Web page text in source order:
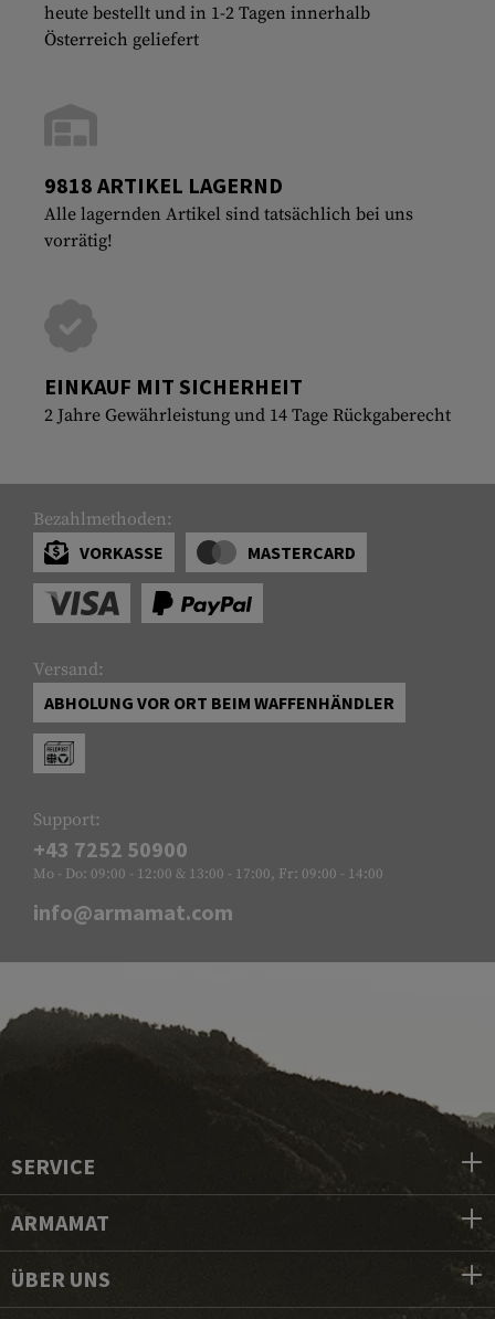
heute bestellt und in 1-2 Tagen innerhalb
Österreich geliefert
9818 ARTIKEL LAGERND
Alle lagernden Artikel sind tatsächlich bei uns
vorrätig!
EINKAUF MIT SICHERHEIT
2 Jahre Gewährleistung und 14 Tage Rückgaberecht
Bezahlmethoden:
VORKASSE
MASTERCARD
Versand:
ABHOLUNG VOR ORT BEIM WAFFENHÄNDLER
Support:
+43 7252 50900
Mo - Do: 09:00 - 12:00 & 13:00 - 17:00, Fr: 09:00 - 14:00
info@armamat.com
SERVICE
ARMAMAT
ÜBER UNS